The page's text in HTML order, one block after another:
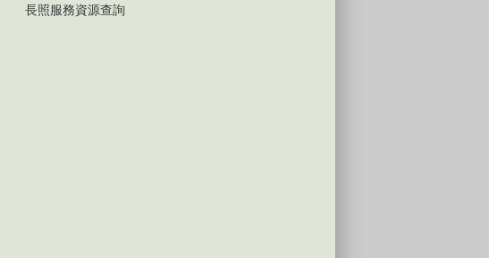
長照服務資源查詢